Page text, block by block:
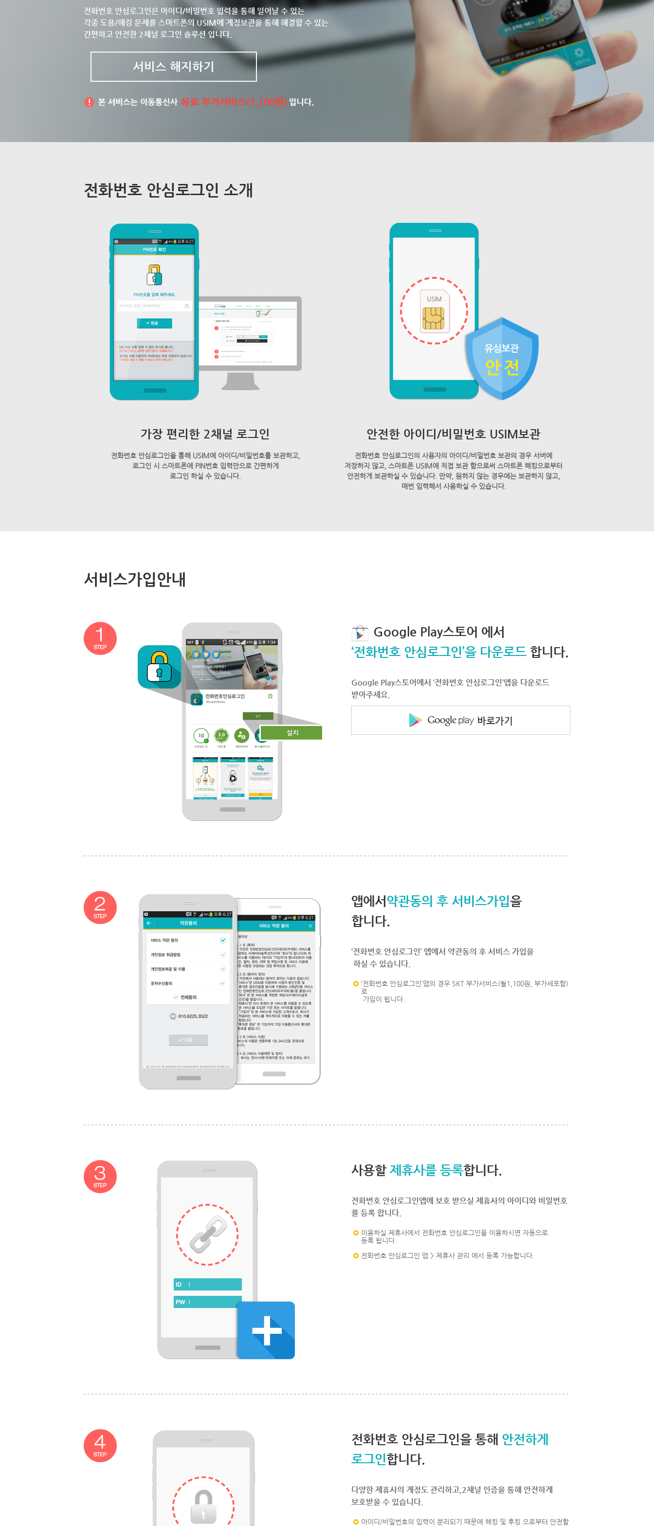
전화번호 안심로그인은 아이디/비밀번호 입력을 통해 일어날 수 있는
각종 도용/해킹 문제를 스마트폰의 USIM에 계정보관을 통해 해결할 수 있는
간편하고 안전한 2채널 로그인 솔루션 입니다.
서비스 해지하기
전화번호 안심로그인 소개
가장 편리한 2채널 로그인
전화번호 안심로그인을 통해 USIM에 아이디/비밀번호를 보관하고,
로그인 시 스마트폰에 PIN번호 입력만으로 간편하게
로그인 하실 수 있습니다.
안전한 아이디/비밀번호 USIM보관
전화번호 안심로그인의 사용자의 아이디/비밀번호 보관의 경우 서버에
저장하지 않고, 스마트폰 USIM에 직접 보관 함으로써 스마트폰 해킹으로부터
안전하게 보관하실 수 있습니다. 만약, 원하지 않는 경우에는 보관하지 않고,
매번 입력해서 사용하실 수 있습니다.
서비스가입안내
Google Play스토어 에서
‘전화번호 안심로그인’을 다운로드 합니다.
Google Play스토어에서 ‘전화번호 안심로그인’앱을 다운로드
받아주세요.
앱에서 약관동의 후 서비스가입을
합니다.
‘전화번호 안심로그인’ 앱에서 약관동의 후 서비스 가입을
하실 수 있습니다.
‘전화번호 안심로그인’앱의 경우 SKT 부가서비스(월1,100원, 부가세포함)
로
가입이 됩니다.
사용할 제휴사를 등록합니다.
전화번호 안심로그인앱에 보호 받으실 제휴사의 아이디와 비밀번호
를 등록 합니다.
이용하실 제휴사에서 전화번호 안심로그인을 이용하시면 자동으로
등록 됩니다.
전화번호 안심로그인 앱 > 제휴사 관리 에서 등록 가능합니다.
전화번호 안심로그인을 통해 안전하게
로그인합니다.
다양한 제휴사의 계정도 관리하고,2채널 인증을 통해 안전하게
보호받을 수 있습니다.
아이디/비밀번호의 입력이 분리되기 때문에 해킹 및 후킹 으로부터 안전할